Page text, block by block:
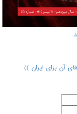
آن برای ایران ))